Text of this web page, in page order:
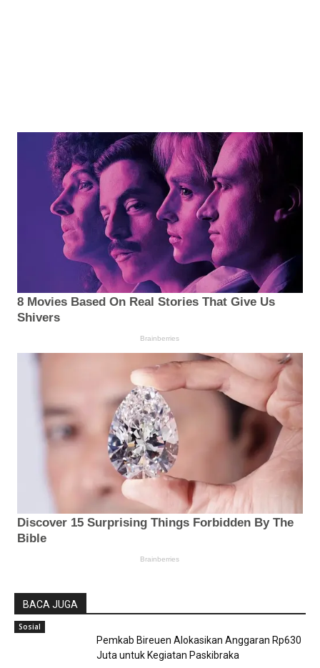
BACA JUGA
Sosial
Pemkab Bireuen Alokasikan Anggaran Rp630
Juta untuk Kegiatan Paskibraka